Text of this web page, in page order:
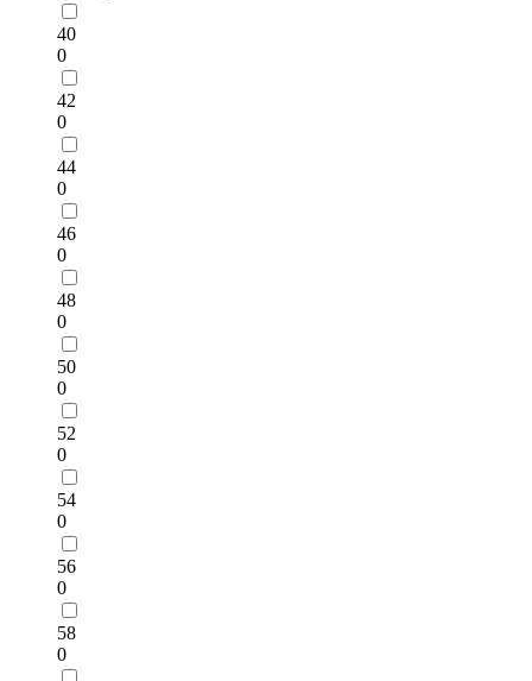
40
0
42
0
44
0
46
0
48
0
50
0
52
0
54
0
56
0
58
0